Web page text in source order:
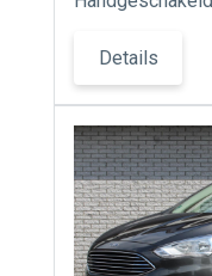
Details